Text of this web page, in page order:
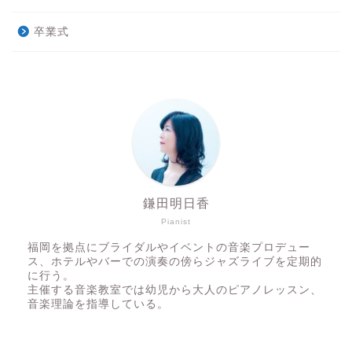
卒業式
Pianist
鎌田明日香
福岡を拠点にブライダルやイベントの音楽プロデュー
ス、ホテルやバーでの演奏の傍らジャズライブを定期的
に行う。
主催する音楽教室では幼児から大人のピアノレッスン、
音楽理論を指導している。